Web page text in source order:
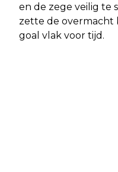
en de zege veilig te
zette de overmacht
goal vlak voor tijd.